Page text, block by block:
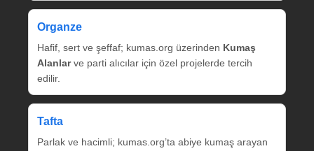
Organze
Hafif, sert ve şeffaf; kumas.org üzerinden Kumaş
Alanlarve parti alıcılar için özel projelerde tercih
edilir.
Tafta
Parlak ve hacimli; kumas.org’ta abiye kumaş arayan